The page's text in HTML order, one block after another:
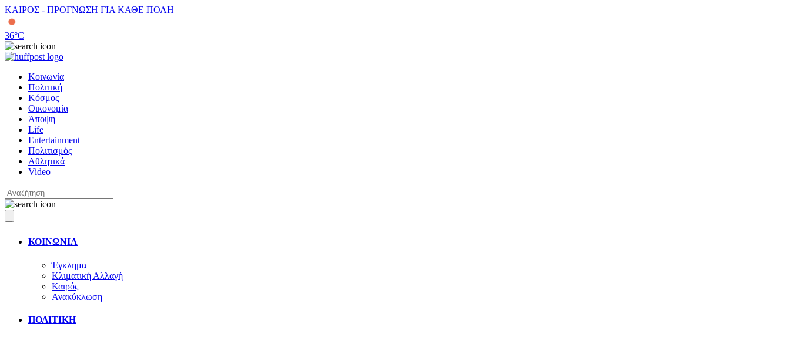
ΚΑΙΡΟΣ - ΠΡΟΓΝΩΣΗ ΓΙΑ ΚΑΘΕ ΠΟΛΗ
36°C
Κοινωνία
Πολιτική
Κόσμος
Οικονομία
Άποψη
Life
Entertainment
Πολιτισμός
Αθλητικά
Video
ΚΟΙΝΩΝΙΑ
Έγκλημα
Κλιματική Αλλαγή
Καιρός
Ανακύκλωση
ΠΟΛΙΤΙΚΗ